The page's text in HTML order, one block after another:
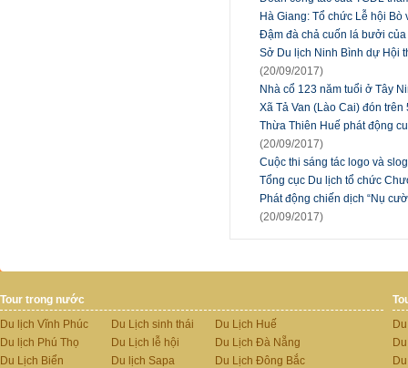
Hà Giang: Tổ chức Lễ hội
Đậm đà chả cuốn lá bưởi
Sở Du lịch Ninh Bình dự Hội
(20/09/2017)
Nhà cổ 123 năm tuổi ở Tây
Xã Tả Van (Lào Cai) đón
Thừa Thiên Huế phát động
(20/09/2017)
Cuộc thi sáng tác logo và
Tổng cục Du lịch tổ chức
Phát động chiến dịch “Nụ
(20/09/2017)
Tour trong nước
Du lịch Vĩnh Phúc
Du lịch Phú Thọ
Du Lịch Biển
Du Lịch sinh thái
Du Lịch lễ hội
Du lịch Sapa
Du Lịch Huế
Du Lịch Đà Nẵng
Du Lịch Đông Bắc